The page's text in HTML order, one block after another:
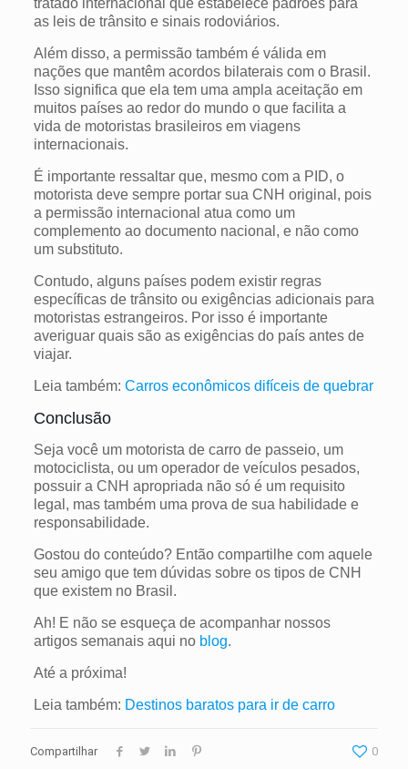
as leis de trânsito e sinais rodoviários.
Além disso, a permissão também é válida em
nações que mantêm acordos bilaterais com o Brasil.
Isso significa que ela tem uma ampla aceitação em
muitos países ao redor do mundo o que facilita a
vida de motoristas brasileiros em viagens
internacionais.
É importante ressaltar que, mesmo com a PID, o
motorista deve sempre portar sua CNH original, pois
a permissão internacional atua como um
complemento ao documento nacional, e não como
um substituto.
Contudo, alguns países podem existir regras
específicas de trânsito ou exigências adicionais para
motoristas estrangeiros. Por isso é importante
averiguar quais são as exigências do país antes de
viajar.
Leia também: Carros econômicos difíceis de quebrar
Conclusão
Seja você um motorista de carro de passeio, um
motociclista, ou um operador de veículos pesados,
possuir a CNH apropriada não só é um requisito
legal, mas também uma prova de sua habilidade e
responsabilidade.
Gostou do conteúdo? Então compartilhe com aquele
seu amigo que tem dúvidas sobre os tipos de CNH
que existem no Brasil.
Ah! E não se esqueça de acompanhar nossos
artigos semanais aqui no blog.
Até a próxima!
Leia também: Destinos baratos para ir de carro
Compartilhar 0